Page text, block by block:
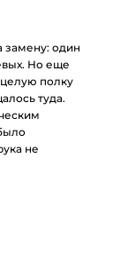
замену: один
Но еще
полку
туда.
не